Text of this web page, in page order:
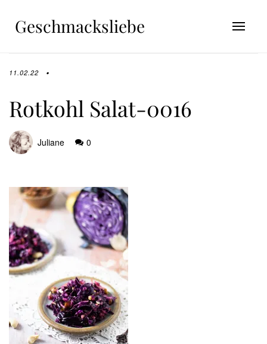
Geschmacksliebe
11.02.22
Rotkohl Salat-0016
Juliane 0